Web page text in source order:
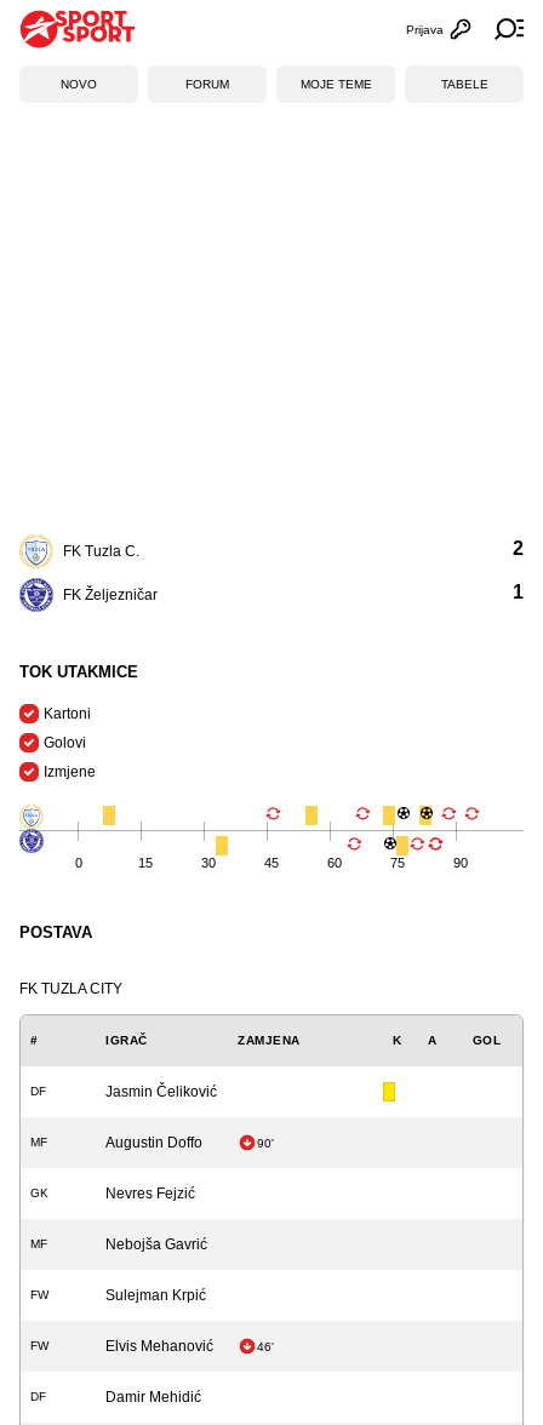
Otvori
Prijava
NOVO FORUM MOJE TEME TABELE
FK Tuzla C.
FK Željezničar
2
1
TOK UTAKMICE
Kartoni
Golovi
Izmjene
0 15 30 45 60 75 90
POSTAVA
FK TUZLA CITY
# IGRAČ ZAMJENA K A GOL
DF Jasmin Čeliković
MF Augustin Doffo 90'
GK Nevres Fejzić
MF Nebojša Gavrić
FW Sulejman Krpić
FW Elvis Mehanović 46'
DF Damir Mehidić